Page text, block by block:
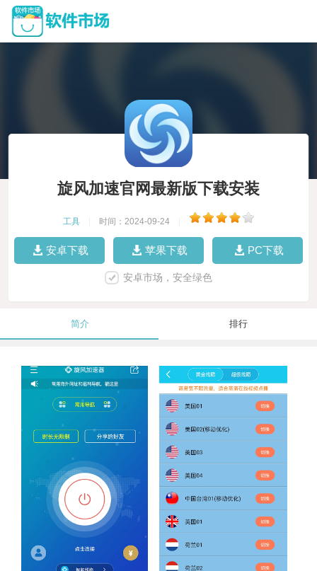
旋风加速官网最新版下载安装
工具 时间：2024-09-24
安卓下载 苹果下载 PC下载
安卓市场，安全绿色
简介 排行